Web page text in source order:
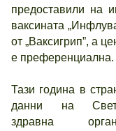
предоставили на
ваксината
от „Ваксигрип”, а
е преференциална.
Тази година в
данни на
здравна